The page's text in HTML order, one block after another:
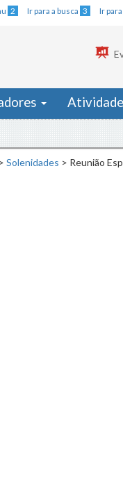
2 Ir para a busca 3 Ir
> Solenidades > Reunião